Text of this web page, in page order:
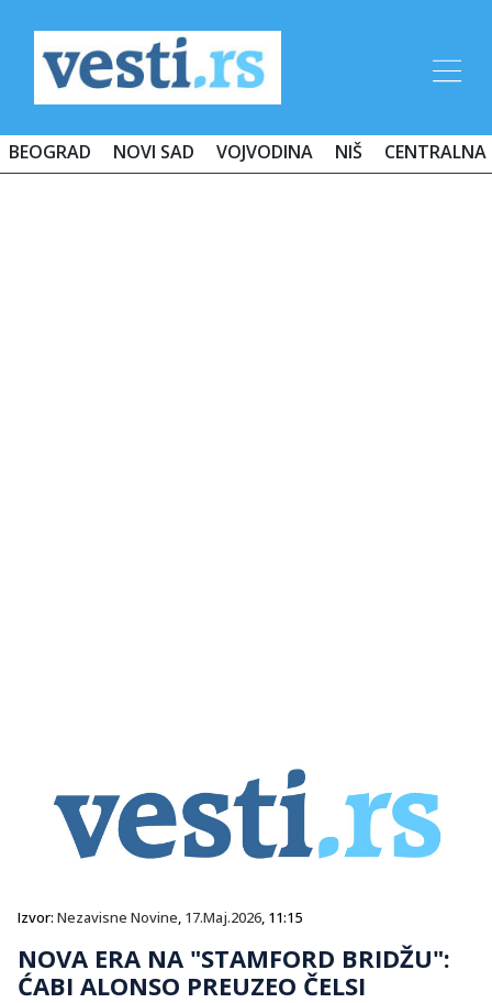
BEOGRAD NOVI SAD VOJVODINA NIŠ CENTRALNA
Izvor: Nezavisne Novine, 17.Maj.2026, 11:15
NOVA ERA NA "STAMFORD BRIDŽU":
ĆABI ALONSO PREUZEO ČELSI